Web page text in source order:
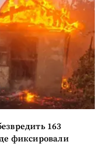
163
фиксировали